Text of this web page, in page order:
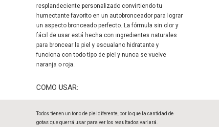
resplandeciente personalizado convirtiendo tu
humectante favorito en un autobronceador para lograr
un aspecto bronceado perfecto. La fórmula sin olor y
fácil de usar está hecha con ingredientes naturales
para broncear la piel y escualano hidratante y
funciona con todo tipo de piel y nunca se vuelve
naranja o roja.
COMO USAR:
Todos tienen un tono de piel diferente, por lo que la cantidad de
gotas que querrá usar para ver los resultados variará.